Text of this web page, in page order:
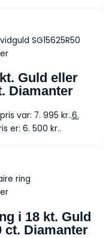
Guld eller
Diamanter
var: 7. 995 kr..6.
er: 6. 500 kr..
i 18 kt. Guld
ct. Diamanter